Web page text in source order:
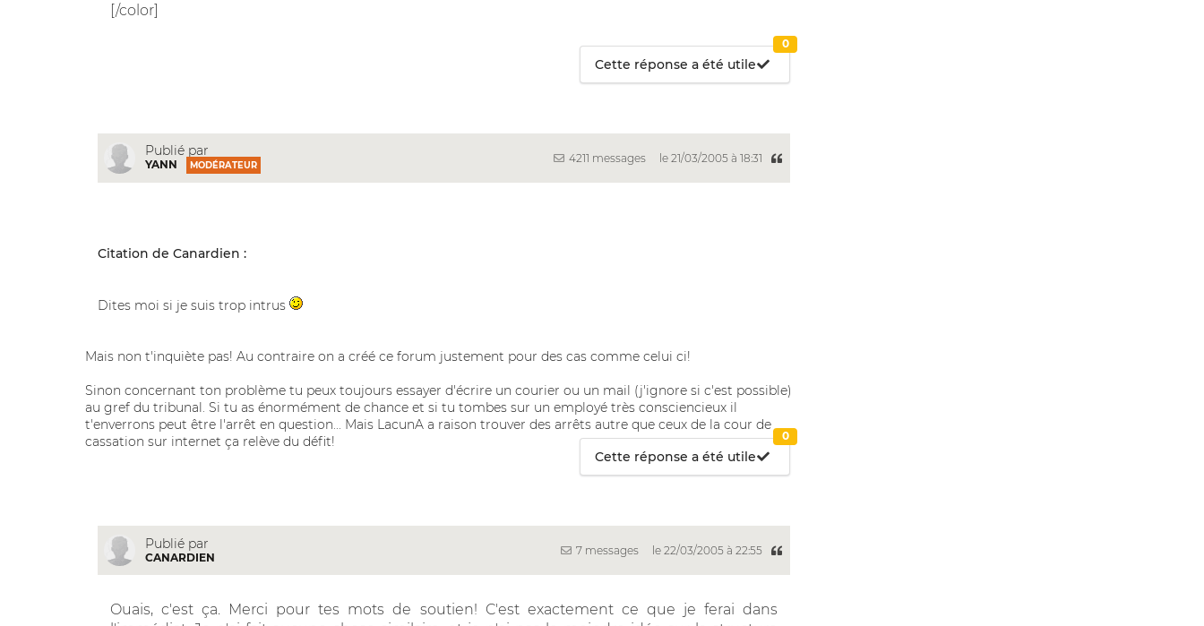
[/color]
Cette réponse a été utile
0
Publié par
YANN MODÉRATEUR
4211 messages le 21/03/2005 à 18:31
Citation de Canardien :
Dites moi si je suis trop intrus
Mais non t'inquiète pas! Au contraire on a créé ce forum justement pour des cas comme celui ci!
Sinon concernant ton problème tu peux toujours essayer d'écrire un courier ou un mail (j'ignore si c'est possible)
au gref du tribunal. Si tu as énormément de chance et si tu tombes sur un employé très consciencieux il
t'enverrons peut être l'arrêt en question... Mais LacunA a raison trouver des arrêts autre que ceux de la cour de
cassation sur internet ça relève du défit!
Cette réponse a été utile
0
Publié par
CANARDIEN
7 messages le 22/03/2005 à 22:55
Ouais, c'est ça. Merci pour tes mots de soutien! C'est exactement ce que je ferai dans